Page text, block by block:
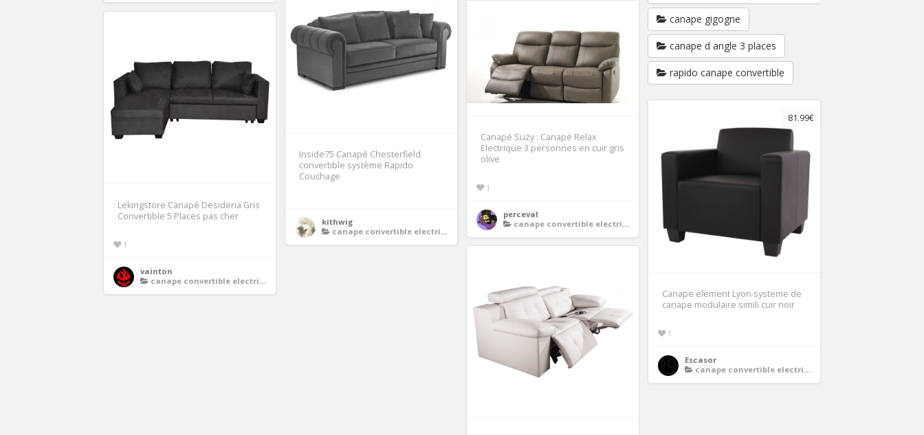
canape gigogne
canape d angle 3 places
rapido canape convertible
Inside75 Canapé Chesterfield
convertible système Rapido
Couchage
kithwig
canape convertible electrique
Canapé Suzy : Canapé Relax
Electrique 3 personnes en cuir gris
olive
1
perceval
canape convertible electrique
Lekingstore Canapé Desideria Gris
Convertible 5 Places pas cher
1
vainton
canape convertible electrique
81.99€
Canape element Lyon systeme de
canape modulaire simili cuir noir
1
Escasor
canape convertible electrique